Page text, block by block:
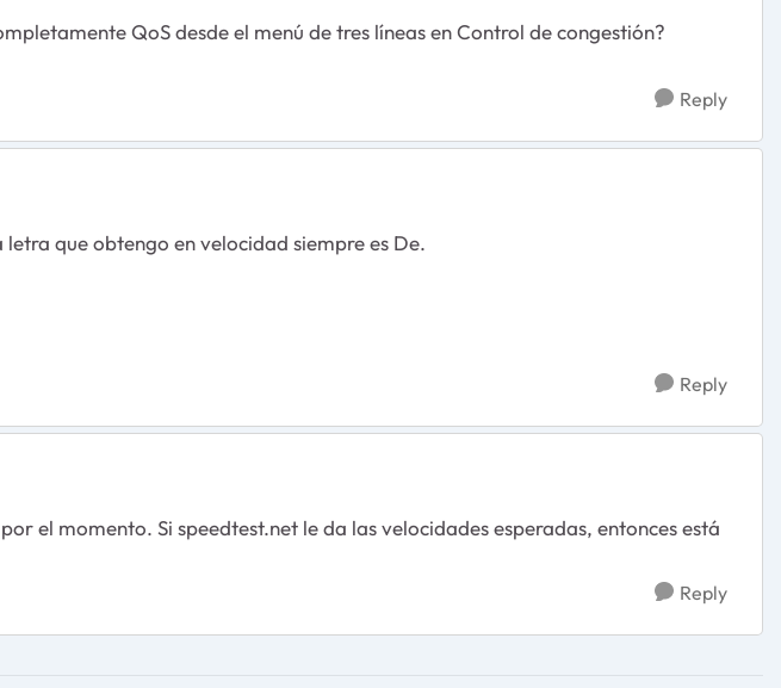
QoS desde el menú de tres líneas en Control de congestión?
Reply
que obtengo en velocidad siempre es De.
Reply
el momento. Si speedtest.net le da las velocidades esperadas, entonces está
Reply